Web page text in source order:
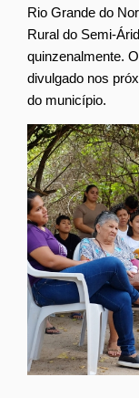
Rio Grande do
Rural do Semi-
quinzenalmente.
divulgado nos
do município.